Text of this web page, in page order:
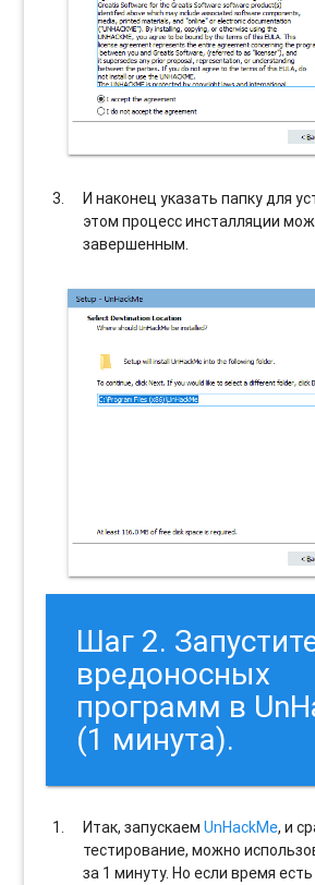
И наконец указать папку для
этом процесс инсталляции
завершенным.
Шаг 2.
вредоносных
программ в
(1 минута).
Итак, запускаемUnHackMe, и
тестирование, можно
за 1 минуту. Но если время